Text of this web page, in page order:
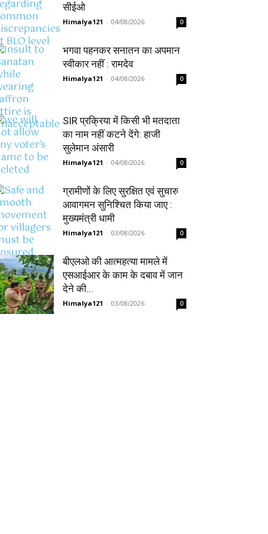
सीईओ
Himalya121 - 04/08/2026 0
भगवा पहनकर सनातन का अपमान
स्वीकार नहीं : रामदेव
Himalya121 - 04/08/2026 0
SIR प्रक्रिया में किसी भी मतदाता
का नाम नहीं कटने देंगे: हाजी
सुलेमान अंसारी
Himalya121 - 04/08/2026 0
ग्रामीणों के लिए सुरक्षित एवं सुचारु
आवागमन सुनिश्चित किया जाए :
मुख्यमंत्री धामी
Himalya121 - 03/08/2026 0
बीएलओ की आत्महत्या मामले में
एसआईआर के काम के दबाव में जान
देने की...
Himalya121 - 03/08/2026 0